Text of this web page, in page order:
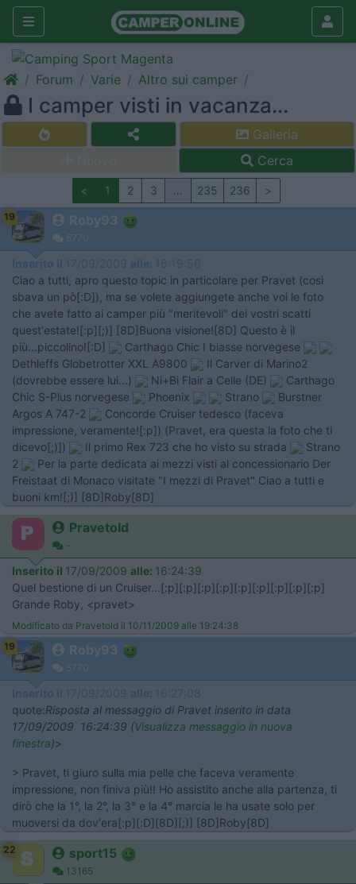
Forum Varie Altro sui camper
I camper visti in vacanza...
Galleria
Cerca
< 1 2 3 … 235 236 >
19 Roby93
5770
Inserito il 17/09/2009 alle: 16:19:56
Ciao a tutti, apro questo topic in particolare per Pravet (così
sbava un pò[:D]), ma se volete aggiungete anche voi le foto
che avete fatto ai camper più "meritevoli" dei vostri scatti
quest'estate![:p][;)] [8D]Buona visione![8D] Questo è il
più...piccolino![:D]
Carthago Chic I biasse norvegese
Dethleffs Globetrotter XXL A9800
Il Carver di Marino2
(dovrebbe essere lui...)
Ni+Bi Flair a Celle (DE)
Carthago
Chic S-Plus norvegese
Phoenix Strano
Burstner
Argos A 747-2
Concorde Cruiser tedesco (faceva
impressione, veramente![:p]) (Pravet, era questa la foto che ti
dicevo[;)])
Il primo Rex 723 che ho visto su strada
Strano
2
Per la parte dedicata ai mezzi visti al concessionario Der
Freistaat di Monaco visitate "I mezzi di Pravet" Ciao a tutti e
buoni km![;)] [8D]Roby[8D]
Pravetold
-
Inserito il 17/09/2009 alle: 16:24:39
Quel bestione di un Cruiser...[:p][:p][:p][:p][:p][:p][:p][:p][:p]
Grande Roby, <pravet>
Modificato da Pravetold il 10/11/2009 alle 19:24:38
19
Roby93
5770
Inserito il 17/09/2009 alle: 16:27:08
quote:Risposta al messaggio di Pravet inserito in data
17/09/2009 16:24:39 (Visualizza messaggio in nuova
finestra)>
> Pravet, ti giuro sulla mia pelle che faceva veramente
impressione, non finiva più!! Ho assistito anche alla partenza, ti
dirò che la 1°, la 2°, la 3° e la 4° marcia le ha usate solo per
muoversi da dov'era[:p][:D][8D][;)] [8D]Roby[8D]
22 sport15
13165